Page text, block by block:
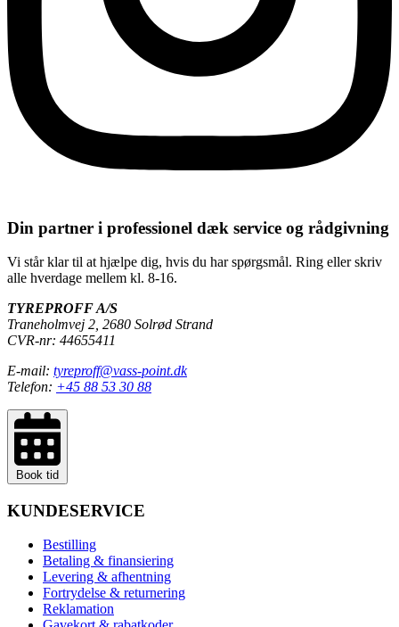
Din partner i professionel dæk service og rådgivning
Vi står klar til at hjælpe dig, hvis du har spørgsmål. Ring eller skriv
alle hverdage mellem kl. 8-16.
TYREPROFF A/S
Traneholmvej 2, 2680 Solrød Strand
CVR-nr: 44655411
E-mail: tyreproff@vass-point.dk
Telefon: +45 88 53 30 88
Book tid
KUNDESERVICE
Bestilling
Betaling & finansiering
Levering & afhentning
Fortrydelse & returnering
Reklamation